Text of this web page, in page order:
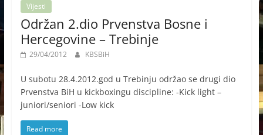
Vijesti
Održan 2.dio Prvenstva Bosne i
Hercegovine – Trebinje
29/04/2012 KBSBiH
U subotu 28.4.2012.god u Trebinju održao se drugi dio
Prvenstva BiH u kickboxingu discipline: -Kick light –
juniori/seniori -Low kick
Read more